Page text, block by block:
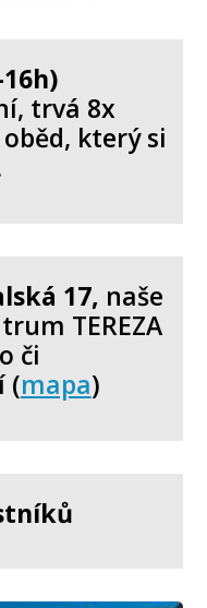
trvá 8x
který si
17, naše
TEREZA
či
(mapa)